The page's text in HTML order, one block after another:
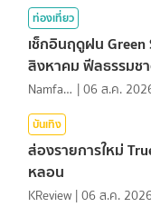
ท่องเที่ยว
เช็กอินฤดูฝน Green
สิงหาคม ฟีลธรรมช
NamfahPhupha |06 ส.ค.
บันเทิง
ส่องรายการใหม่
หลอน
KReview |06 ส.ค. 2026